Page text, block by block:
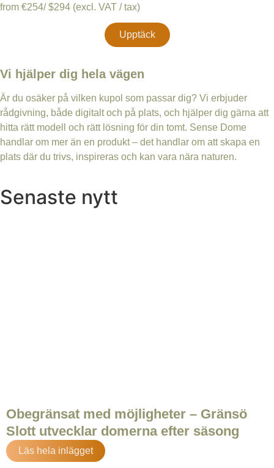
from €254/ $294 (excl. VAT / tax)
Upptäck
Vi hjälper dig hela vägen
Är du osäker på vilken kupol som passar dig? Vi erbjuder
rådgivning, både digitalt och på plats, och hjälper dig gärna att
hitta rätt modell och rätt lösning för din tomt. Sense Dome
handlar om mer än en produkt – det handlar om att skapa en
plats där du trivs, inspireras och kan vara nära naturen.
Senaste nytt
Obegränsat med möjligheter – Gränsö
Slott utvecklar domerna efter säsong
Läs hela inlägget